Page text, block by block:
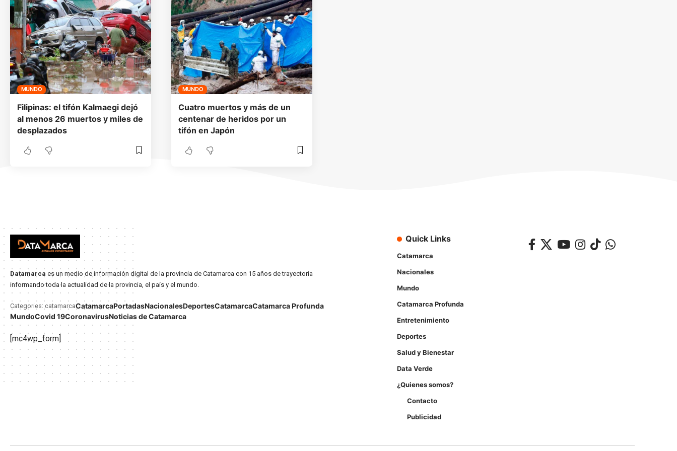
MUNDO
Filipinas: el tifón Kalmaegi dejó
al menos 26 muertos y miles de
desplazados
MUNDO
Cuatro muertos y más de un
centenar de heridos por un
tifón en Japón
Datamarca es un medio de información digital de la provincia de Catamarca con 15 años de trayectoria
informando toda la actualidad de la provincia, el país y el mundo.
Categories: catamarcaCatamarcaPortadasNacionalesDeportesCatamarcaCatamarca Profunda
MundoCovid 19CoronavirusNoticias de Catamarca
[mc4wp_form]
Quick Links
Catamarca
Nacionales
Mundo
Catamarca Profunda
Entretenimiento
Deportes
Salud y Bienestar
Data Verde
¿Quienes somos?
Contacto
Publicidad